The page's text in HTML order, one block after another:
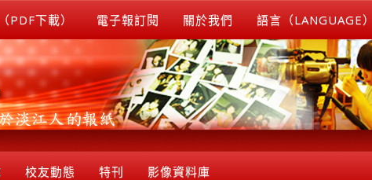
PDF下載） 電子報訂閱 關於我們 語言（LANGUAGE）
校友動態 特刊 影像資料庫